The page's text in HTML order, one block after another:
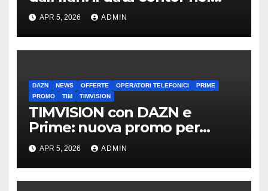
mirino
APR 5, 2026 ADMIN
DAZN NEWS OFFERTE OPERATORI TELEFONICI
PRIME
PROMO
TIM TIMVISION
TIMVISION con DAZN e
Prime: nuova promo per
clienti TIM
APR 5, 2026 ADMIN